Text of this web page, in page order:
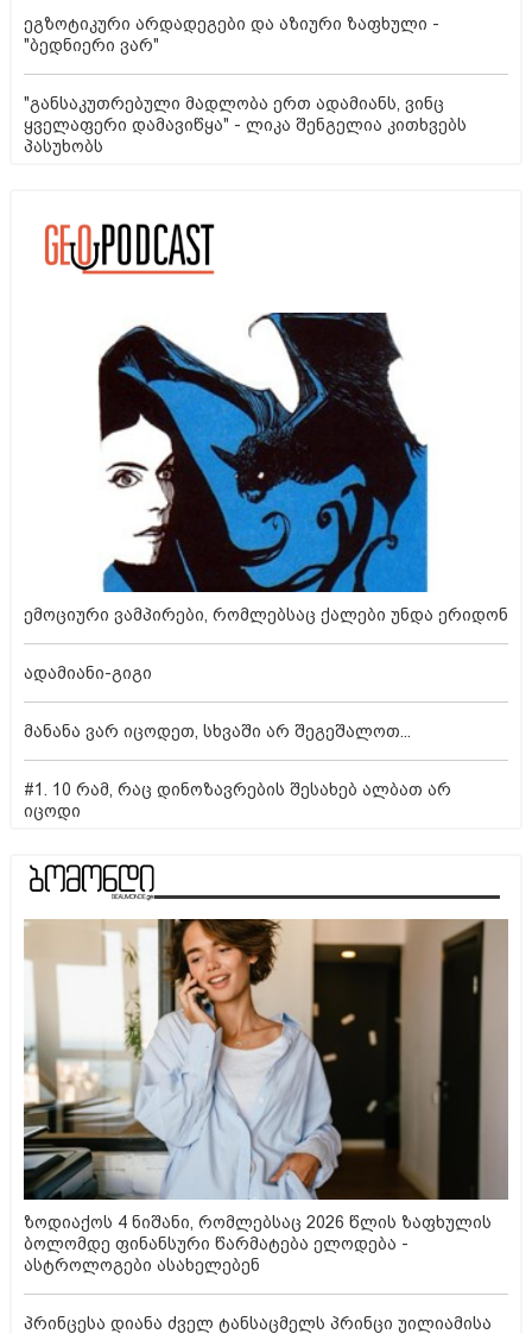
ეგზოტიკური არდადეგები და აზიური ზაფხული -
"ბედნიერი ვარ"
"განსაკუთრებული მადლობა ერთ ადამიანს, ვინც
ყველაფერი დამავიწყა" - ლიკა შენგელია კითხვებს
პასუხობს
ემოციური ვამპირები, რომლებსაც ქალები უნდა ერიდონ
ადამიანი-გიგი
მანანა ვარ იცოდეთ, სხვაში არ შეგეშალოთ...
#1. 10 რამ, რაც დინოზავრების შესახებ ალბათ არ
იცოდი
ზოდიაქოს 4 ნიშანი, რომლებსაც 2026 წლის ზაფხულის
ბოლომდე ფინანსური წარმატება ელოდება -
ასტროლოგები ასახელებენ
პრინცესა დიანა ძველ ტანსაცმელს პრინცი უილიამისა